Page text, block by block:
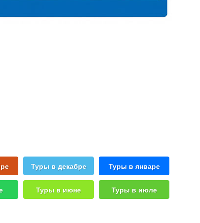
Туры в декабре Туры в январе
Туры в июне Туры в июле